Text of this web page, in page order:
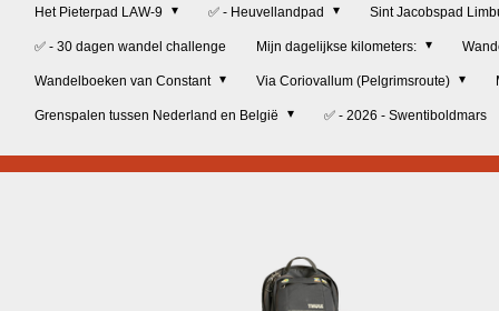
Het Pieterpad LAW-9 ✅ - Heuvellandpad Sint Jacobspad
✅ - 30 dagen wandel challenge Mijn dagelijkse kilometers:
Wandelboeken van Constant Via Coriovallum (Pelgrimsroute)
Grenspalen tussen Nederland en België ✅ - 2026 - Swentiboldmars